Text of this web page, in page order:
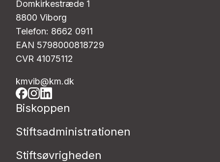
Domkirkestræde 1
8800 Viborg
Telefon: 8662 0911
EAN 5798000818729
CVR 41075112
kmvib@km.dk
Biskoppen
Stiftsadministrationen
Stiftsøvrigheden